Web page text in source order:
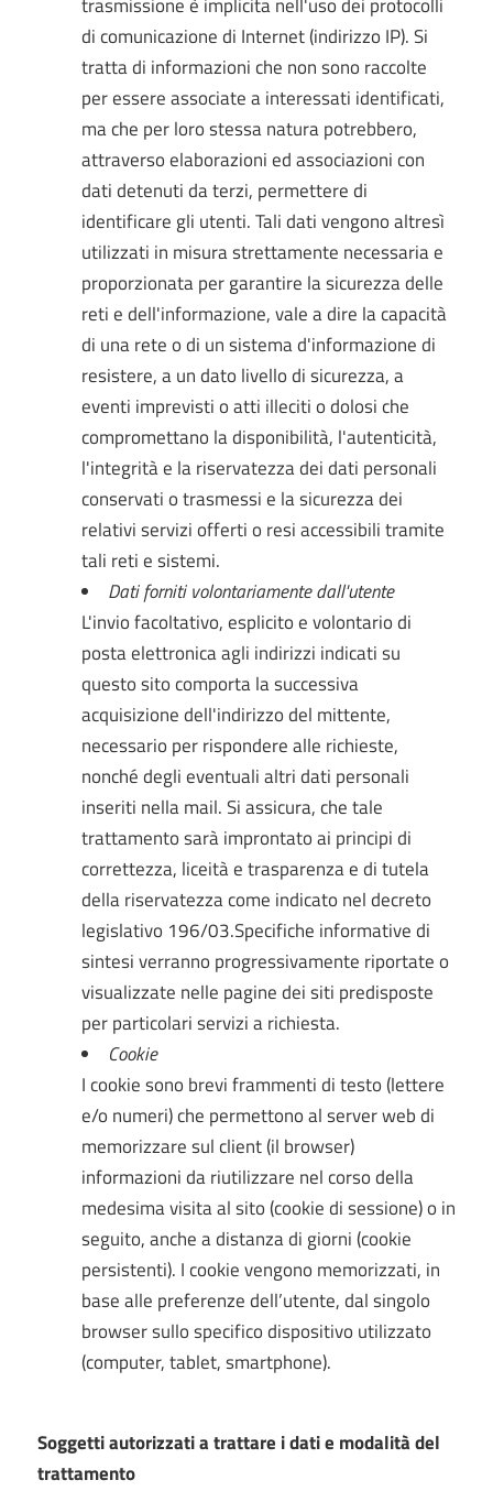
di comunicazione di Internet (indirizzo IP). Si
tratta di informazioni che non sono raccolte
per essere associate a interessati identificati,
ma che per loro stessa natura potrebbero,
attraverso elaborazioni ed associazioni con
dati detenuti da terzi, permettere di
identificare gli utenti. Tali dati vengono altresì
utilizzati in misura strettamente necessaria e
proporzionata per garantire la sicurezza delle
reti e dell'informazione, vale a dire la capacità
di una rete o di un sistema d'informazione di
resistere, a un dato livello di sicurezza, a
eventi imprevisti o atti illeciti o dolosi che
compromettano la disponibilità, l'autenticità,
l'integrità e la riservatezza dei dati personali
conservati o trasmessi e la sicurezza dei
relativi servizi offerti o resi accessibili tramite
tali reti e sistemi.
Dati forniti volontariamente dall'utente
L'invio facoltativo, esplicito e volontario di
posta elettronica agli indirizzi indicati su
questo sito comporta la successiva
acquisizione dell'indirizzo del mittente,
necessario per rispondere alle richieste,
nonché degli eventuali altri dati personali
inseriti nella mail. Si assicura, che tale
trattamento sarà improntato ai principi di
correttezza, liceità e trasparenza e di tutela
della riservatezza come indicato nel decreto
legislativo 196/03.Specifiche informative di
sintesi verranno progressivamente riportate o
visualizzate nelle pagine dei siti predisposte
per particolari servizi a richiesta.
Cookie
I cookie sono brevi frammenti di testo (lettere
e/o numeri) che permettono al server web di
memorizzare sul client (il browser)
informazioni da riutilizzare nel corso della
medesima visita al sito (cookie di sessione) o in
seguito, anche a distanza di giorni (cookie
persistenti). I cookie vengono memorizzati, in
base alle preferenze dell’utente, dal singolo
browser sullo specifico dispositivo utilizzato
(computer, tablet, smartphone).
Soggetti autorizzati a trattare i dati e modalità del
trattamento